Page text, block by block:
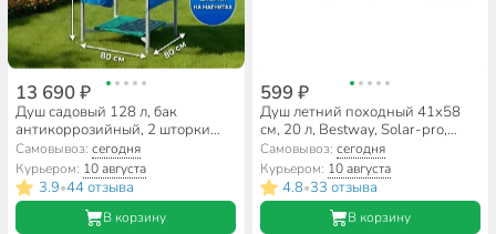
13 690 ₽
Душ садовый 128 л, бак
антикоррозийный, 2 шторки
ПВХ, с ЭВН
Самовывоз:сегодня
Курьером: 10 августа
3.9•44 отзыва
В корзину
599 ₽
Душ летний походный 41х58
см, 20 л, Bestway, Solar-pro,
58224
Самовывоз: сегодня
Курьером: 10 августа
4.8•33 отзыва
В корзину